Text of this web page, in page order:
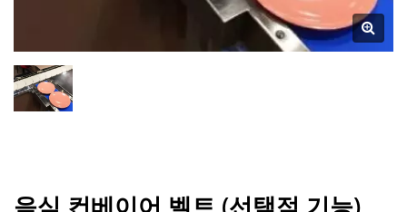
음식 컨베이어 벨트 (선택적 기능)